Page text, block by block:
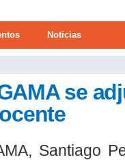
Noticias
se
Santiago